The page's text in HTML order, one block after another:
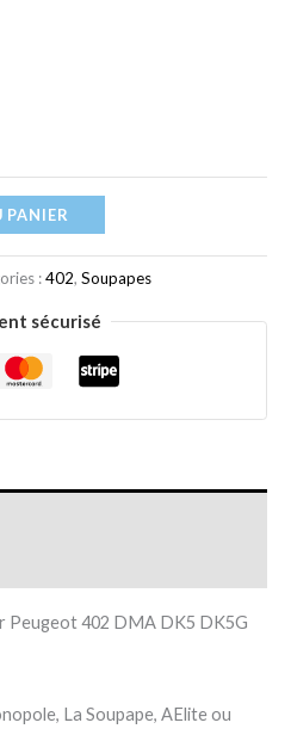
PANIER
:402, Soupapes
sécurisé
Peugeot 402 DMA DK5 DK5G
La Soupape, AElite ou